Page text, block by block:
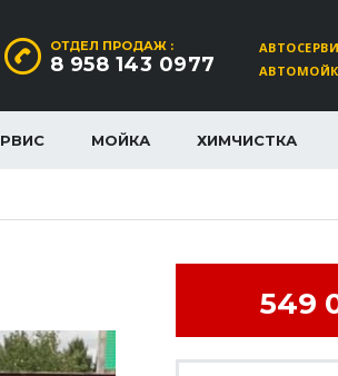
ОТДЕЛ ПРОДАЖ :
8 958 143 0977
МОЙКА ХИМЧИСТКА
549